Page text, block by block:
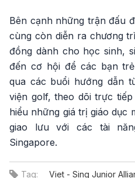
Bên cạnh những trận đấu
cùng còn diễn ra chương
đồng dành cho học sinh,
đến cơ hội để các bạn
qua các buổi hướng dẫn
viện golf, theo dõi trực
hiểu những giá trị giáo dục
giao lưu với các tài
Singapore.
Tag: Viet - Sing Junior